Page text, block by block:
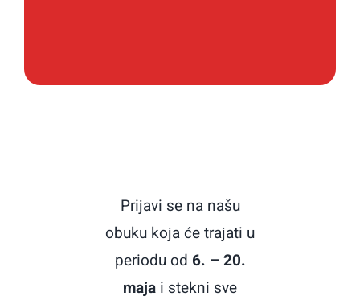
Prijavi se na našu
obuku koja će trajati u
periodu od 6. – 20.
maja i stekni sve